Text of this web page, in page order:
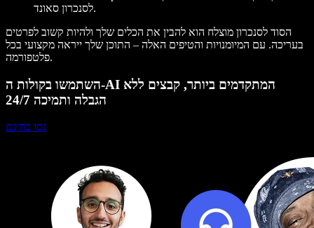
לסנכרון סאונד.
הסוד לסנכרון מוצלח הוא להבין את הכלים שלך ולהיות קשוב לפרטים
בעריכה. עם המיומנויות והטיפים האלה – התוכן שלך ייראה מקצועי בכל
פלטפורמה.
השתמשו בקולות ה-AI המתקדמים ביותר, קבצים ללא
הגבלה ותמיכה 24/7
נסו בחינם